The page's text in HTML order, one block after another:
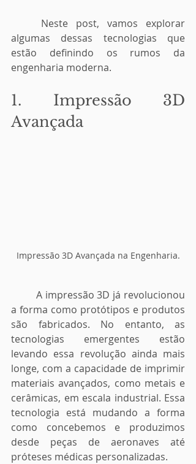
algumas dessas tecnologias que
estão definindo os rumos da
engenharia moderna.
1. Impressão 3D
Avançada
Impressão 3D Avançada na Engenharia.
a forma como protótipos e produtos
são fabricados. No entanto, as
tecnologias emergentes estão
levando essa revolução ainda mais
longe, com a capacidade de imprimir
materiais avançados, como metais e
cerâmicas, em escala industrial. Essa
tecnologia está mudando a forma
como concebemos e produzimos
desde peças de aeronaves até
próteses médicas personalizadas.